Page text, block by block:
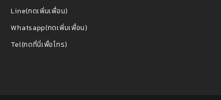
Line(กดเพิ่มเพื่อน)
Whatsapp(กดเพิ่มเพื่อน)
Tel(กดที่นี่เพื่อโทร)